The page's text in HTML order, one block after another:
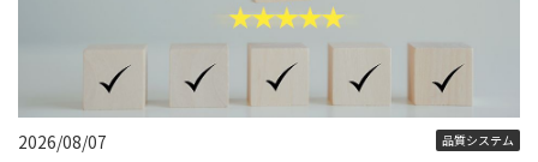
2026/08/07 品質システム